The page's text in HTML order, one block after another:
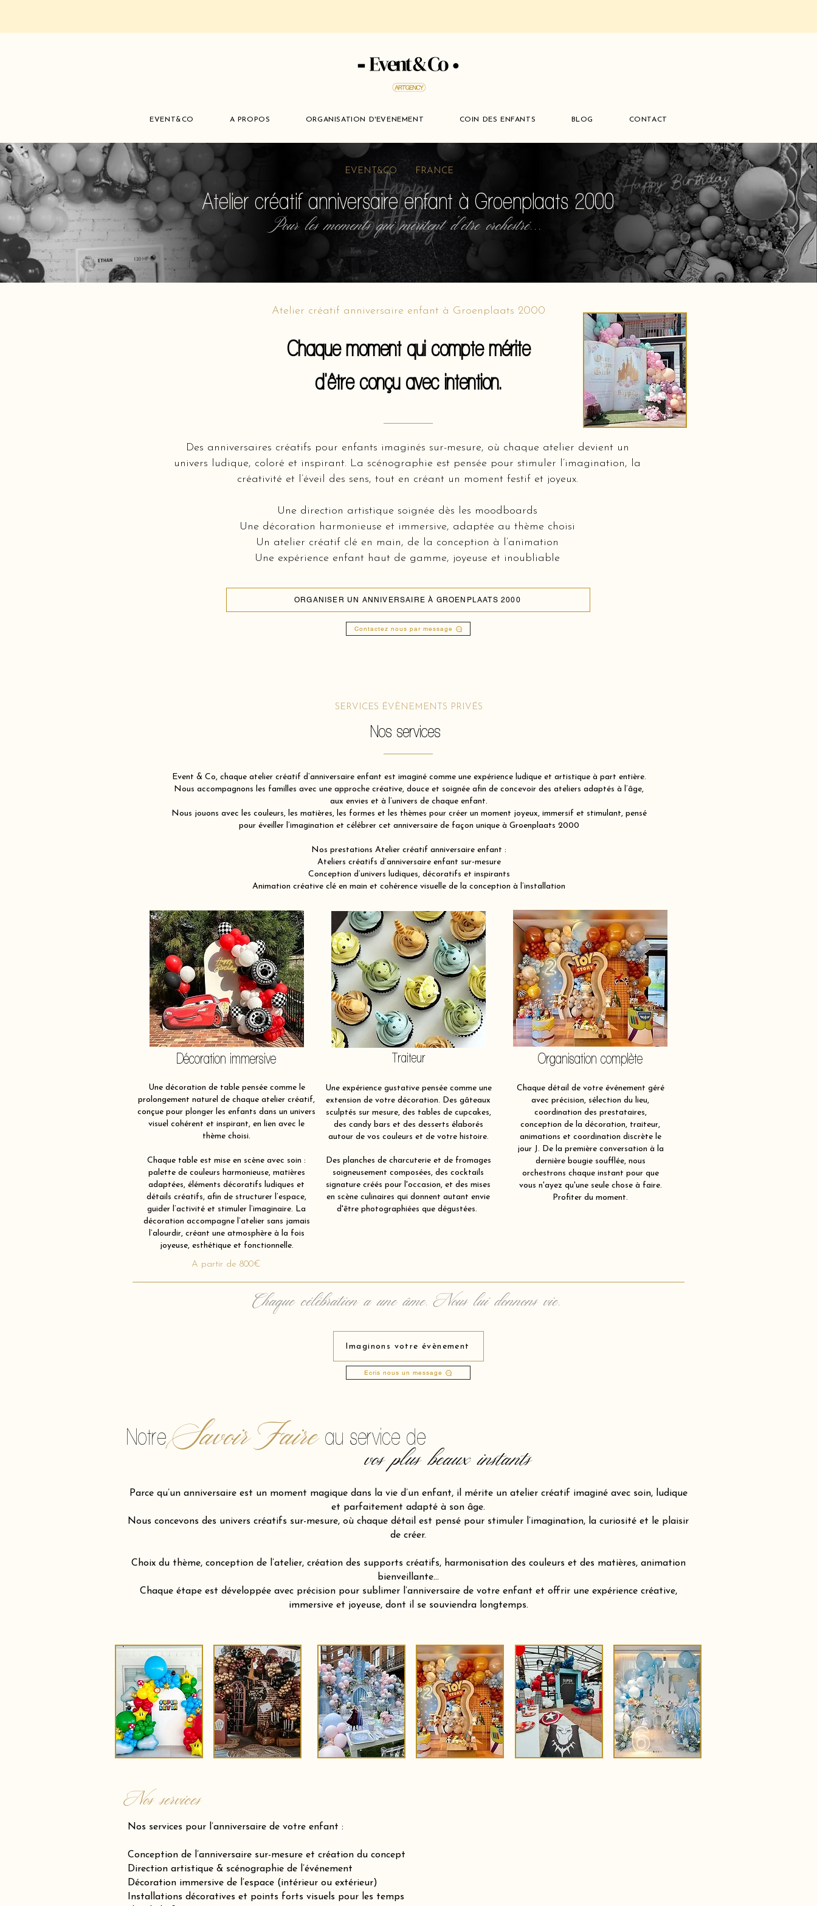
EVENT&CO A PROPOS ORGANISATION D'EVENEMENT COIN DES ENFANTS BLOG CONTACT
EVENT&CO FRANCE
Atelier créatif anniversaire enfant à Groenplaats 2000
Pour les moments qui méritent d'etre orchestré...
Atelier créatif anniversaire enfant à Groenplaats 2000
Chaque moment qui compte mérite
d'être conçu avec intention.
Des anniversaires créatifs pour enfants imaginés sur-mesure, où chaque atelier devient un
univers ludique, coloré et inspirant. La scénographie est pensée pour stimuler l’imagination, la
créativité et l’éveil des sens, tout en créant un moment festif et joyeux.
Une direction artistique soignée dès les moodboards
Une décoration harmonieuse et immersive, adaptée au thème choisi
Un atelier créatif clé en main, de la conception à l’animation
Une expérience enfant haut de gamme, joyeuse et inoubliable
ORGANISER UN ANNIVERSAIRE À GROENPLAATS 2000
Contactez nous par message
SERVICES ÉVÈNEMENTS PRIVÉS
Nos services
Event & Co, chaque atelier créatif d’anniversaire enfant est imaginé comme une expérience ludique et artistique à part entière.
Nous accompagnons les familles avec une approche créative, douce et soignée afin de concevoir des ateliers adaptés à l’âge,
aux envies et à l’univers de chaque enfant.
Nous jouons avec les couleurs, les matières, les formes et les thèmes pour créer un moment joyeux, immersif et stimulant, pensé
pour éveiller l’imagination et célébrer cet anniversaire de façon unique à Groenplaats 2000
Nos prestations Atelier créatif anniversaire enfant :
Ateliers créatifs d’anniversaire enfant sur-mesure
Conception d’univers ludiques, décoratifs et inspirants
Animation créative clé en main et cohérence visuelle de la conception à l’installation
Décoration immersive
Une décoration de table pensée comme le
prolongement naturel de chaque atelier créatif,
conçue pour plonger les enfants dans un univers
visuel cohérent et inspirant, en lien avec le
thème choisi.
Chaque table est mise en scène avec soin :
palette de couleurs harmonieuse, matières
adaptées, éléments décoratifs ludiques et
détails créatifs, afin de structurer l’espace,
guider l’activité et stimuler l’imaginaire. La
décoration accompagne l’atelier sans jamais
l’alourdir, créant une atmosphère à la fois
joyeuse, esthétique et fonctionnelle.
Traiteur
Une expérience gustative pensée comme une
extension de votre décoration. Des gâteaux
sculptés sur mesure, des tables de cupcakes,
des candy bars et des desserts élaborés
autour de vos couleurs et de votre histoire.
Des planches de charcuterie et de fromages
soigneusement composées, des cocktails
signature créés pour l'occasion, et des mises
en scène culinaires qui donnent autant envie
d'être photographiées que dégustées.
Organisation complète
Chaque détail de votre événement géré
avec précision, sélection du lieu,
coordination des prestataires,
conception de la décoration, traiteur,
animations et coordination discrète le
jour J. De la première conversation à la
dernière bougie soufflée, nous
orchestrons chaque instant pour que
vous n'ayez qu'une seule chose à faire.
Profiter du moment.
A partir de 800€
Chaque célébration a une âme. Nous lui donnons vie.
Imaginons votre évènement
Ecris nous un message
Savoir Faire
Notre au service de
vos plus beaux instants
Parce qu’un anniversaire est un moment magique dans la vie d’un enfant, il mérite un atelier créatif imaginé avec soin, ludique
et parfaitement adapté à son âge.
Nous concevons des univers créatifs sur-mesure, où chaque détail est pensé pour stimuler l’imagination, la curiosité et le plaisir
de créer.
Choix du thème, conception de l’atelier, création des supports créatifs, harmonisation des couleurs et des matières, animation
bienveillante…
Chaque étape est développée avec précision pour sublimer l’anniversaire de votre enfant et offrir une expérience créative,
immersive et joyeuse, dont il se souviendra longtemps.
Nos services
Nos services pour l’anniversaire de votre enfant :
Conception de l’anniversaire sur-mesure et création du concept
Direction artistique & scénographie de l’événement
Décoration immersive de l’espace (intérieur ou extérieur)
Installations décoratives et points forts visuels pour les temps